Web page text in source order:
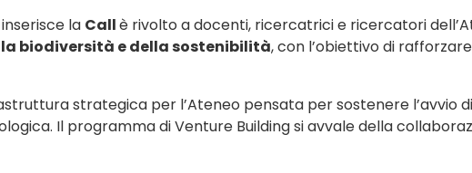
la Callè rivolto a docenti, ricercatrici e ricercatori
biodiversità e della sostenibilità, con l’obiettivo di
strategica per l’Ateneo pensata per sostenere
Il programma di Venture Building si avvale della